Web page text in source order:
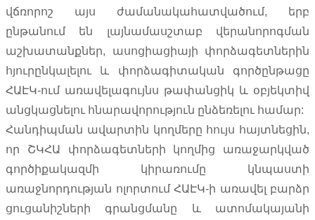
վճռորոշ այս ժամանակահատվածում, երբ
ընթանում են լայնամասշտաբ վերանորոգման
աշխատանքներ, ասոցիացիայի փորձագետներին
հյուրընկալելու և փորձագիտական գործընթացը
ՀԱԷԿ-ում առավելագույնս թափանցիկ և օբյեկտիվ
անցկացնելու հնարավորություն ընձեռելու համար:
Հանդիպման ավարտին կողմերը հույս հայտնեցին,
որ ՇԿՀԱ փորձագետների կողմից առաջարկված
գործիքակազմի կիրառումը կնպաստի
առաջնորդության ոլորտում ՀԱԷԿ-ի առավել բարձր
ցուցանիշների գրանցմանը և ատոմակայանի